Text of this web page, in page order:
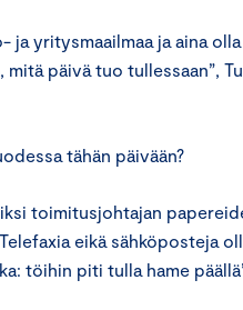
ja yritysmaailmaa ja aina
mitä päivä tuo tullessaan”,
tähän päivään?
toimitusjohtajan
eikä sähköposteja
töihin piti tulla hame